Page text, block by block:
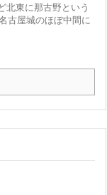
北東に那古野という
古屋城のほぼ中間に